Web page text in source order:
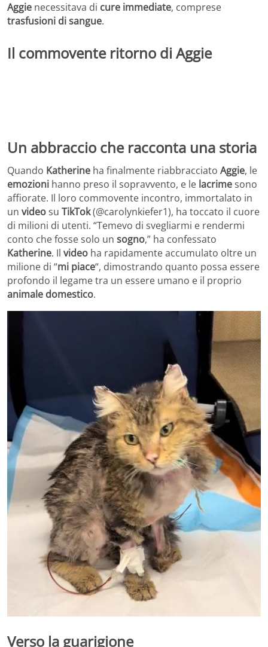
Aggie necessitava di cure immediate, comprese
trasfusioni di sangue.
Il commovente ritorno di Aggie
Un abbraccio che racconta una storia
Quando Katherine ha finalmente riabbracciato Aggie, le
emozioni hanno preso il sopravvento, e le lacrimesono
affiorate. Il loro commovente incontro, immortalato in
un videosu TikTok(@carolynkiefer1), ha toccato il cuore
di milioni di utenti. “Temevo di svegliarmi e rendermi
conto che fosse solo un sogno,” ha confessato
Katherine. Il video ha rapidamente accumulato oltre un
milione di “mi piace“, dimostrando quanto possa essere
profondo il legame tra un essere umano e il proprio
animale domestico.
Verso la guarigione